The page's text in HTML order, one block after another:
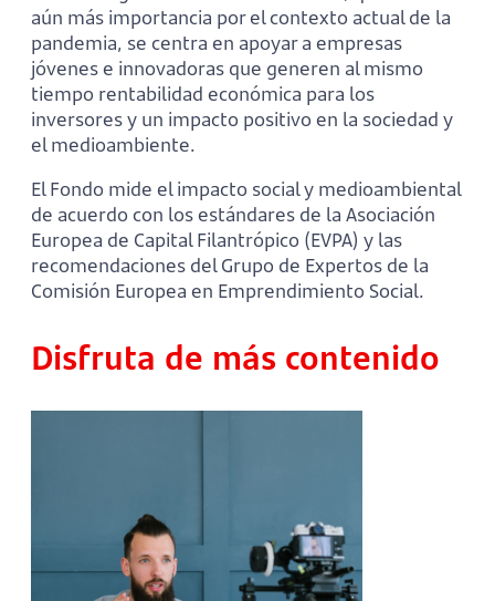
aún más importancia por el contexto actual de la
pandemia, se centra en apoyar a empresas
jóvenes e innovadoras que generen al mismo
tiempo rentabilidad económica para los
inversores y un impacto positivo en la sociedad y
el medioambiente.
El Fondo mide el impacto social y medioambiental
de acuerdo con los estándares de la Asociación
Europea de Capital Filantrópico (EVPA) y las
recomendaciones del Grupo de Expertos de la
Comisión Europea en Emprendimiento Social.
Disfruta de más contenido